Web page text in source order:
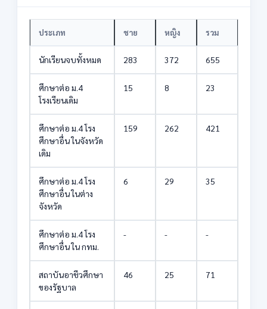
ประเภท ชาย หญิง รวม
นักเรียนจบทั้งหมด 283 372 655
ศึกษาต่อ ม.4
โรงเรียนเดิม
15 8 23
ศึกษาต่อ ม.4 โรง
ศึกษาอื่น ในจังหวัด
เดิม
159 262 421
ศึกษาต่อ ม.4 โรง
ศึกษาอื่น ในต่าง
จังหวัด
6 29 35
ศึกษาต่อ ม.4 โรง
ศึกษาอื่น ใน กทม.
- - -
สถาบันอาชีวศึกษา
ของรัฐบาล
46 25 71